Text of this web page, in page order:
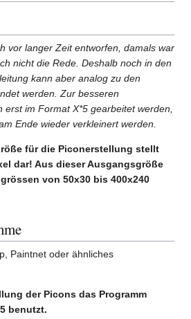
vor langer Zeit entworfen, damals war
nicht die Rede. Deshalb noch in den
kann aber analog zu den
werden. Zur besseren
erst im Format X*5 gearbeitet werden,
Ende wieder verkleinert werden.
für die Piconerstellung stellt
dar! Aus dieser Ausgangsgröße
von 50x30 bis 400x240
Paintnet oder ähnliches
der Picons das Programm
benutzt.